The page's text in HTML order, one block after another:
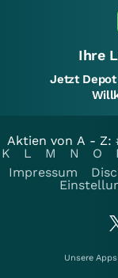
Ihre
Jetzt Depot
Aktien von A - Z:
K
L M N O
Impressum
Unsere